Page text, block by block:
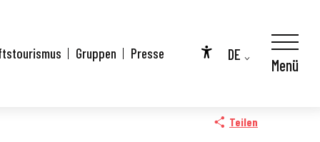
Accessibilité
DE
Gruppen Presse
Menü
Teilen